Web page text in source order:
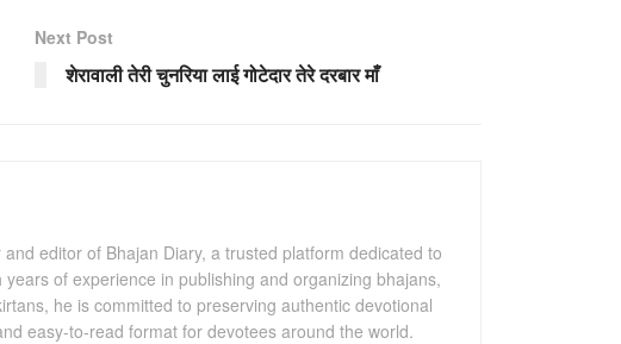
Next Post
शेरावाली तेरी चुनरिया लाई गोटेदार तेरे दरबार माँ
editor of Bhajan Diary, a trusted platform dedicated to
of experience in publishing and organizing bhajans,
he is committed to preserving authentic devotional
easy-to-read format for devotees around the world.